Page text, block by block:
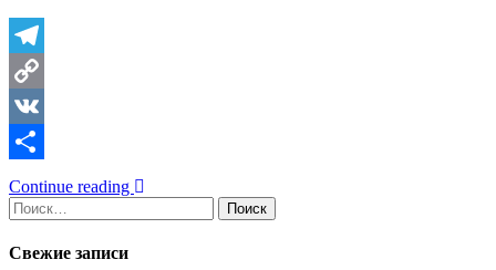
Telegram
Copy
Link
VK
Отправить
Continue reading
Найти:
Свежие записи